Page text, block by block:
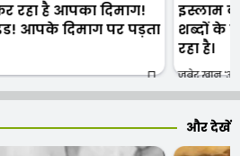
रहा है आपका दिमाग!
आपके दिमाग पर पड़ता
इस्लाम
शब्दों के
रहा है।
जुबेर खान
और देखें